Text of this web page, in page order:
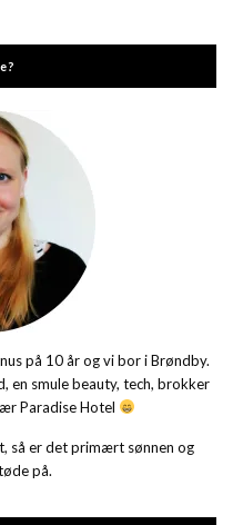
på 10 år og vi bor i Brøndby.
en smule beauty, tech, brokker
Paradise Hotel
så er det primært sønnen og
på.